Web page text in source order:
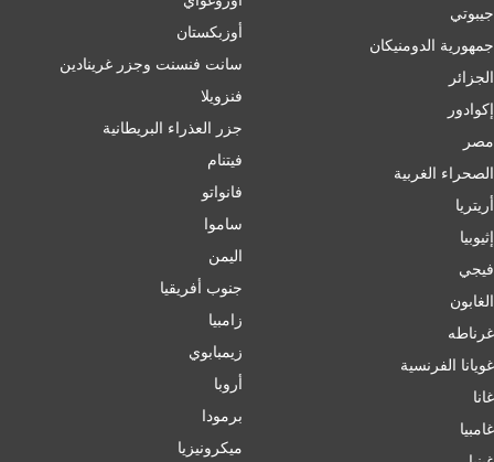
جيبوتي
جمهورية الدومنيكان
الجزائر
إكوادور
مصر
الصحراء الغربية
أريتريا
إثيوبيا
فيجي
الغابون
غرناطه
غويانا الفرنسية
غانا
غامبيا
أوزبكستان
سانت فنسنت وجزر غرينادين
فنزويلا
جزر العذراء البريطانية
فيتنام
فانواتو
ساموا
اليمن
جنوب أفريقيا
زامبيا
زيمبابوي
أروبا
برمودا
ميكرونيزيا